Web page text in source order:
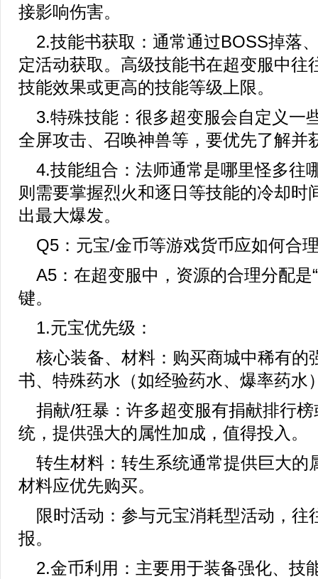
接影响伤害。
2.技能书获取：通常通过BOSS掉落
定活动获取。高级技能书在超变服中往
技能效果或更高的技能等级上限。
3.特殊技能：很多超变服会自定义一
全屏攻击、召唤神兽等，要优先了解并
4.技能组合：法师通常是哪里怪多往
则需要掌握烈火和逐日等技能的冷却时
出最大爆发。
Q5：元宝/金币等游戏货币应如何合
A5：在超变服中，资源的合理分配是
键。
1.元宝优先级：
核心装备、材料：购买商城中稀有的
书、特殊药水（如经验药水、爆率药水
捐献/狂暴：许多超变服有捐献排行
统，提供强大的属性加成，值得投入。
转生材料：转生系统通常提供巨大的
材料应优先购买。
限时活动：参与元宝消耗型活动，往
报。
2.金币利用：主要用于装备强化、技